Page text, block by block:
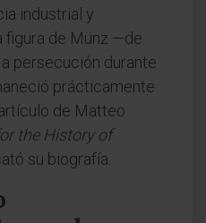
industrial y
figura de Münz —de
persecución durante
prácticamente
de Matteo
the History of
su biografía.